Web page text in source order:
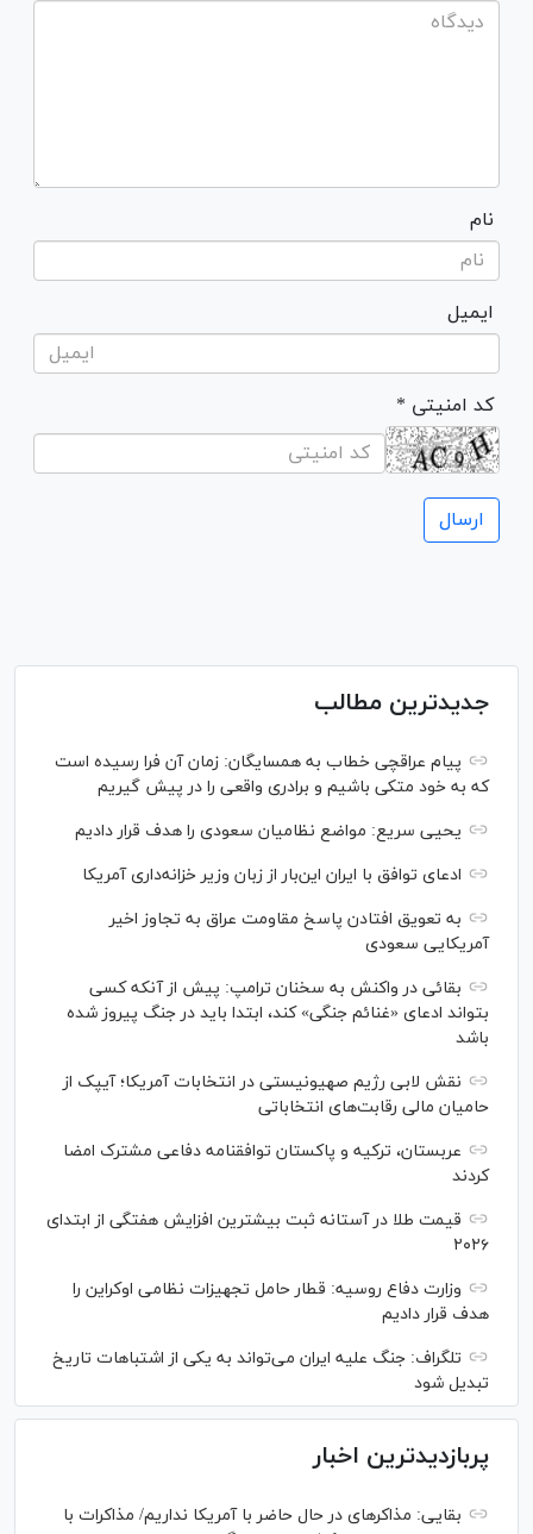
نام
ایمیل
* کد امنیتی
جدیدترین مطالب
پیام عراقچی خطاب به همسایگان: زمان آن فرا رسیده است
که به خود متکی باشیم و برادری واقعی را در پیش گیریم
یحیی سریع: مواضع نظامیان سعودی را هدف قرار دادیم
ادعای توافق با ایران این‌بار از زبان وزیر خزانه‌داری آمریکا
به تعویق افتادن پاسخ مقاومت عراق به تجاوز اخیر
آمریکایی سعودی
بقائی در واکنش به سخنان ترامپ: پیش از آنکه کسی
بتواند ادعای «غنائم جنگی» کند، ابتدا باید در جنگ پیروز شده
باشد
نقش لابی رژیم صهیونیستی در انتخابات آمریکا؛ آیپک از
حامیان مالی رقابت‌های انتخاباتی
عربستان، ترکیه و پاکستان توافقنامه دفاعی مشترک امضا
کردند
قیمت طلا در آستانه ثبت بیشترین افزایش هفتگی از ابتدای
۲۰۲۶
وزارت دفاع روسیه: قطار حامل تجهیزات نظامی اوکراین را
هدف قرار دادیم
تلگراف: جنگ علیه ایران می‌تواند به یکی از اشتباهات تاریخ
تبدیل شود
پربازدیدترین اخبار
بقایی: مذاکره‎ای در حال حاضر با آمریکا نداریم/ مذاکرات با